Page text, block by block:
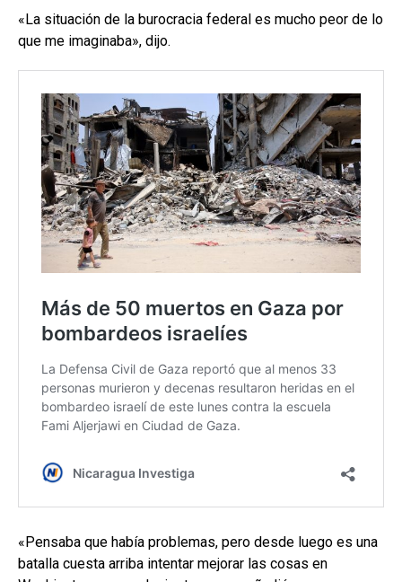
«La situación de la burocracia federal es mucho peor de lo
que me imaginaba», dijo.
«Pensaba que había problemas, pero desde luego es una
batalla cuesta arriba intentar mejorar las cosas en